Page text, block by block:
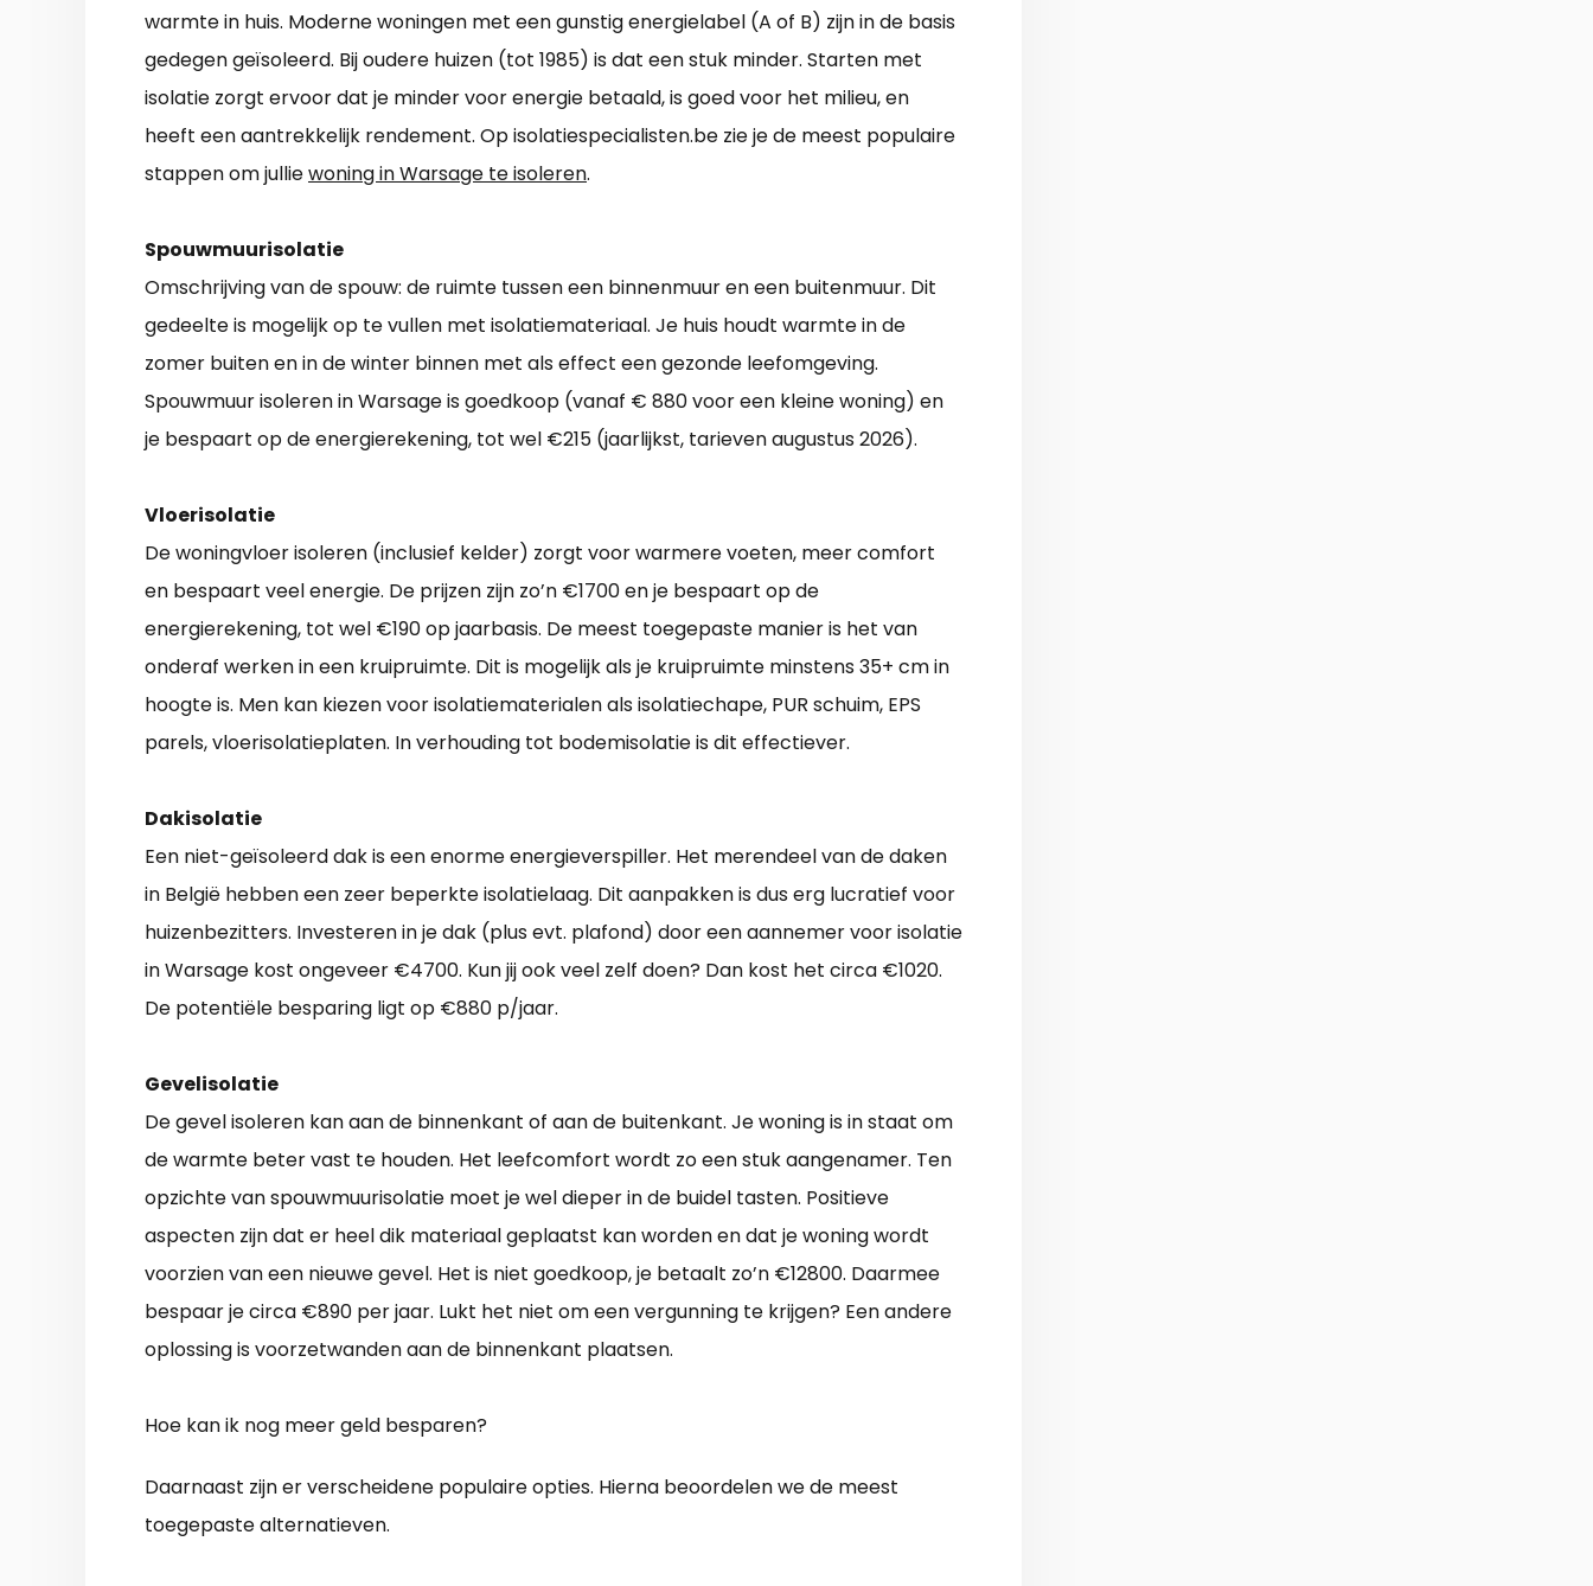
warmte in huis. Moderne woningen met een gunstig energielabel (A of B) zijn in de basis
gedegen geïsoleerd. Bij oudere huizen (tot 1985) is dat een stuk minder. Starten met
isolatie zorgt ervoor dat je minder voor energie betaald, is goed voor het milieu, en
heeft een aantrekkelijk rendement. Op isolatiespecialisten.be zie je de meest populaire
stappen om julliewoning in Warsage te isoleren.
Spouwmuurisolatie
Omschrijving van de spouw: de ruimte tussen een binnenmuur en een buitenmuur. Dit
gedeelte is mogelijk op te vullen met isolatiemateriaal. Je huis houdt warmte in de
zomer buiten en in de winter binnen met als effect een gezonde leefomgeving.
Spouwmuur isoleren in Warsage is goedkoop (vanaf € 880 voor een kleine woning) en
je bespaart op de energierekening, tot wel €215 (jaarlijkst, tarieven augustus 2026).
Vloerisolatie
De woningvloer isoleren (inclusief kelder) zorgt voor warmere voeten, meer comfort
en bespaart veel energie. De prijzen zijn zo’n €1700 en je bespaart op de
energierekening, tot wel €190 op jaarbasis. De meest toegepaste manier is het van
onderaf werken in een kruipruimte. Dit is mogelijk als je kruipruimte minstens 35+ cm in
hoogte is. Men kan kiezen voor isolatiematerialen als isolatiechape, PUR schuim, EPS
parels, vloerisolatieplaten. In verhouding tot bodemisolatie is dit effectiever.
Dakisolatie
Een niet-geïsoleerd dak is een enorme energieverspiller. Het merendeel van de daken
in België hebben een zeer beperkte isolatielaag. Dit aanpakken is dus erg lucratief voor
huizenbezitters. Investeren in je dak (plus evt. plafond) door een aannemer voor isolatie
in Warsage kost ongeveer €4700. Kun jij ook veel zelf doen? Dan kost het circa €1020.
De potentiële besparing ligt op €880 p/jaar.
Gevelisolatie
De gevel isoleren kan aan de binnenkant of aan de buitenkant. Je woning is in staat om
de warmte beter vast te houden. Het leefcomfort wordt zo een stuk aangenamer. Ten
opzichte van spouwmuurisolatie moet je wel dieper in de buidel tasten. Positieve
aspecten zijn dat er heel dik materiaal geplaatst kan worden en dat je woning wordt
voorzien van een nieuwe gevel. Het is niet goedkoop, je betaalt zo’n €12800. Daarmee
bespaar je circa €890 per jaar. Lukt het niet om een vergunning te krijgen? Een andere
oplossing is voorzetwanden aan de binnenkant plaatsen.
Hoe kan ik nog meer geld besparen?
Daarnaast zijn er verscheidene populaire opties. Hierna beoordelen we de meest
toegepaste alternatieven.